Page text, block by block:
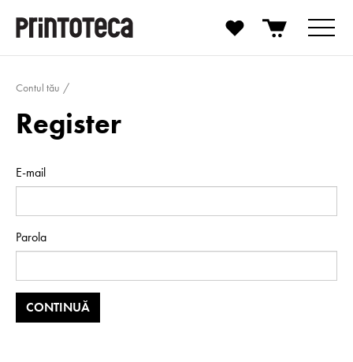
Contul tău
Register
E-mail
Parola